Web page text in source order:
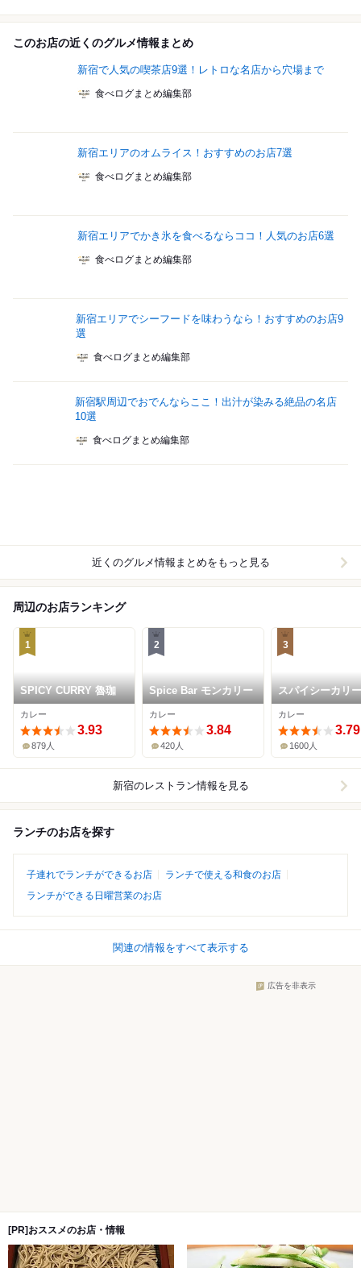
このお店の近くのグルメ情報まとめ
新宿で人気の喫茶店9選！レトロな名店から穴場まで
食べログまとめ編集部
新宿エリアのオムライス！おすすめのお店7選
食べログまとめ編集部
新宿エリアでかき氷を食べるならココ！人気のお店6選
食べログまとめ編集部
新宿エリアでシーフードを味わうなら！おすすめのお店9
選
食べログまとめ編集部
新宿駅周辺でおでんならここ！出汁が染みる絶品の名店
10選
食べログまとめ編集部
近くのグルメ情報まとめをもっと見る
周辺のお店ランキング
1
SPICY CURRY 魯珈
カレー
3.93
879人
2
Spice Bar モンカリー
カレー
3.84
420人
3
スパイシーカリ
ス半月
カレー
3.79
1600人
新宿のレストラン情報を見る
ランチのお店を探す
子連れでランチができるお店
ランチで使える和食のお店
ランチができる日曜営業のお店
関連の情報をすべて表示する
広告を非表示
[PR]おススメのお店・情報